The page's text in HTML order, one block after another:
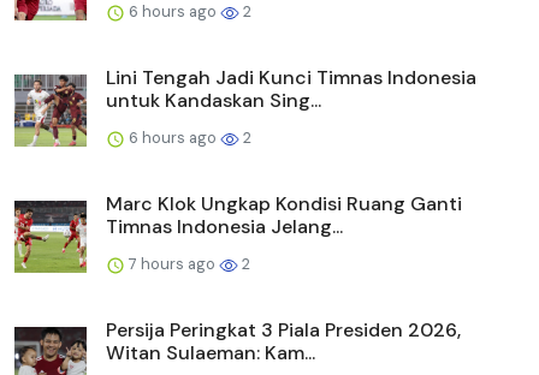
6 hours ago 2
Lini Tengah Jadi Kunci Timnas Indonesia
untuk Kandaskan Sing...
6 hours ago 2
Marc Klok Ungkap Kondisi Ruang Ganti
Timnas Indonesia Jelang...
7 hours ago 2
Persija Peringkat 3 Piala Presiden 2026,
Witan Sulaeman: Kam...